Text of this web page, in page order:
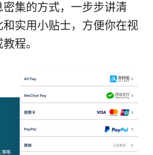
集的方式，一步步讲清
实用小贴士，方便你在视
程。